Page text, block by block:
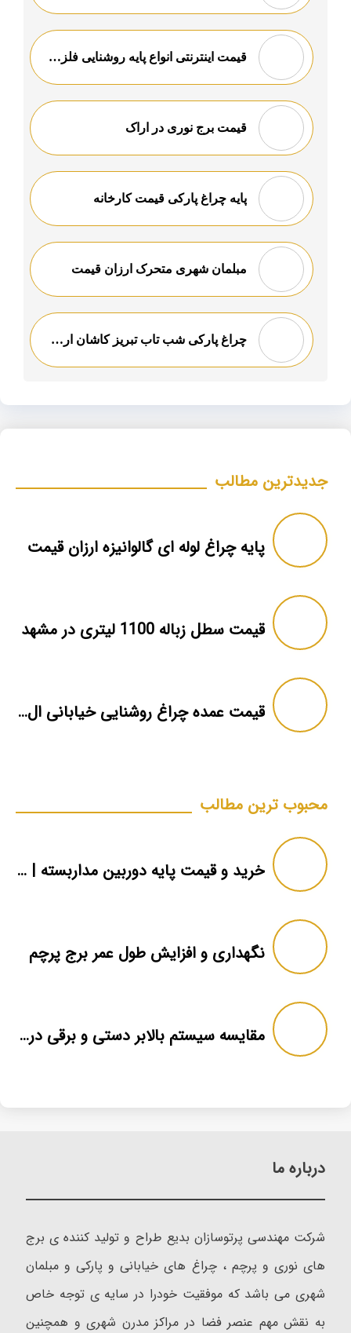
قیمت اینترنتی انواع پایه روشنایی فلزی ارزان
قیمت برج نوری در اراک
پایه چراغ پارکی قیمت کارخانه
مبلمان شهری متحرک ارزان قیمت
چراغ پارکی شب تاب تبریز کاشان ارومیه
جدیدترین مطالب
پایه چراغ لوله ای گالوانیزه ارزان قیمت
قیمت سطل زباله 1100 لیتری در مشهد
قیمت عمده چراغ روشنایی خیابانی ال ای دی
محبوب ترین مطالب
خرید و قیمت پایه دوربین مداربسته | دکل دوربین
نگهداری و افزایش طول عمر برج پرچم
مقایسه سیستم بالابر دستی و برقی در برج پرچم
درباره ما
شرکت مهندسی پرتوسازان بدیع طراح و تولید کننده ی برج
های نوری و پرچم ، چراغ های خیابانی و پارکی و مبلمان
شهری می باشد که موفقیت خودرا در سایه ی توجه خاص
به نقش مهم عنصر فضا در مراکز مدرن شهری و همچنین